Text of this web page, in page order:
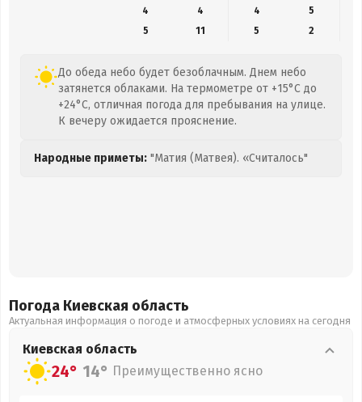
4
4 4
5
5
11 5 2
До обеда небо будет безоблачным. Днем небо
затянется облаками. На термометре от +15°C до
+24°C, отличная погода для пребывания на улице.
К вечеру ожидается прояснение.
Народные приметы: "Матия (Матвея). «Считалось"
Погода Киевская область
Актуальная информация о погоде и атмосферных условиях на сегодня
Киевская область
24° 14° Преимущественно ясно